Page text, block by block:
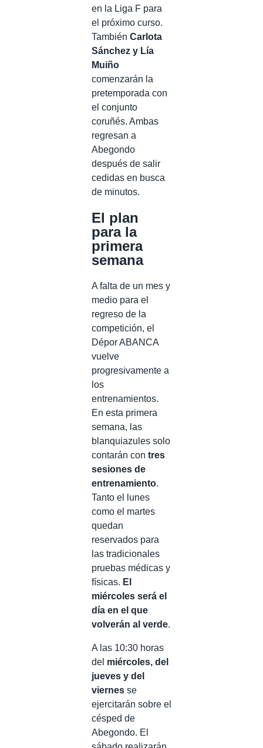
en la Liga F para
el próximo curso.
También Carlota
Sánchez y Lía
Muiño
comenzarán la
pretemporada con
el conjunto
coruñés. Ambas
regresan a
Abegondo
después de salir
cedidas en busca
de minutos.
El plan
para la
primera
semana
A falta de un mes y
medio para el
regreso de la
competición, el
Dépor ABANCA
vuelve
progresivamente a
los
entrenamientos.
En esta primera
semana, las
blanquiazules solo
contarán con tres
sesiones de
entrenamiento.
Tanto el lunes
como el martes
quedan
reservados para
las tradicionales
pruebas médicas y
físicas. El
miércoles será el
día en el que
volverán al verde.
A las 10:30 horas
del miércoles, del
jueves y del
viernes se
ejercitarán sobre el
césped de
Abegondo. El